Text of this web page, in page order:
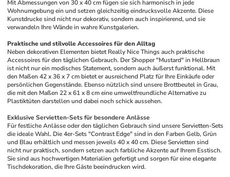
Mit Abmessungen von 30 x 40 cm fügen sie sich harmonisch in jede
Wohnumgebung ein und setzen gleichzeitig eindrucksvolle Akzente. Diese
Kunstdrucke sind nicht nur dekorativ, sondern auch inspirierend, und sie
verwandeln Ihre Wände in wahre Kunstgalerien.
Praktische und stilvolle Accessoires für den Alltag
Neben dekorativen Elementen bietet Really Nice Things auch praktische
Accessoires für den täglichen Gebrauch. Der Shopper "Mustard" in Hellbraun
ist nicht nur ein modisches Statement, sondern auch äußerst funktional. Mit
den Maßen 42 x 36 x 7 cm bietet er ausreichend Platz für Ihre Einkäufe oder
persönlichen Gegenstände. Ebenso nützlich sind unsere Brottbeutel in Grau,
die mit den Maßen 22 x 61 x 8 cm eine umweltfreundliche Alternative zu
Plastiktüten darstellen und dabei noch schick aussehen.
Exklusive Servietten-Sets für besondere Anlässe
Für festliche Anlässe oder den täglichen Gebrauch sind unsere Servietten-Sets
die ideale Wahl. Die 4er-Sets "Contrast Edge" sind in den Farben Gelb, Grün
und Blau erhältlich und messen jeweils 40 x 40 cm. Diese Servietten sind
nicht nur praktisch, sondern setzen auch farbliche Akzente auf Ihrem Esstisch.
Sie sind aus hochwertigen Materialien gefertigt und sorgen für eine elegante
Tischdekoration, die Ihre Gäste beeindrucken wird.